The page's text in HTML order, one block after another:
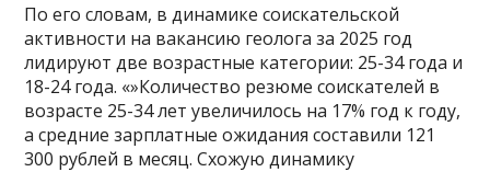
По его словам, в динамике соискательской
активности на вакансию геолога за 2025 год
лидируют две возрастные категории: 25-34 года и
18-24 года. «»Количество резюме соискателей в
возрасте 25-34 лет увеличилось на 17% год к году,
а средние зарплатные ожидания составили 121
300 рублей в месяц. Схожую динамику